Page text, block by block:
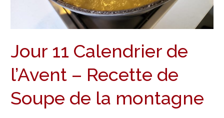
Jour 11 Calendrier de
l’Avent – Recette de
Soupe de la montagne
montagne